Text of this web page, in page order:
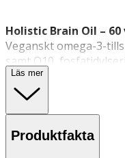
Holistic Brain Oil –
Veganskt omega-3-
samt Q10,
Holistic Brain Oil är
(docosahexaensyra)
kombinerat med
DHA är en omega-3-
Läs mer
Produktfakta